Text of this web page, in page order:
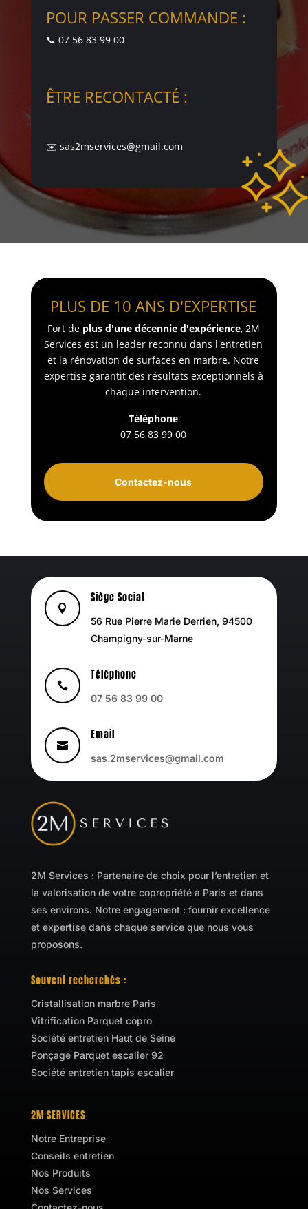
POUR PASSER COMMANDE :
📞 07 56 83 99 00
ÊTRE RECONTACTÉ :
✉️ sas2mservices@gmail.com
PLUS DE 10 ANS D'EXPERTISE
Fort de plus d'une décennie d'expérience, 2M
Services est un leader reconnu dans l'entretien
et la rénovation de surfaces en marbre. Notre
expertise garantit des résultats exceptionnels à
chaque intervention.
Téléphone
07 56 83 99 00
Contactez-nous

Siège Social
56 Rue Pierre Marie Derrien, 94500
Champigny-sur-Marne

Téléphone
07 56 83 99 00

Email
sas.2mservices@gmail.com
2M Services : Partenaire de choix pour l’entretien et
la valorisation de votre copropriété à Paris et dans
ses environs. Notre engagement : fournir excellence
et expertise dans chaque service que nous vous
proposons.
Souvent recherchés :
Cristallisation marbre Paris
Vitrification Parquet copro
Société entretien Haut de Seine
Ponçage Parquet escalier 92
Société entretien tapis escalier
2M SERVICES
Notre Entreprise
Conseils entretien
Nos Produits
Nos Services